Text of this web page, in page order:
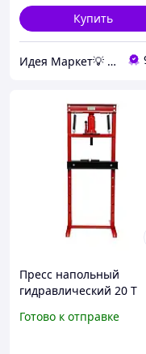
Купить
Идея Маркет💡 Интернет-магазин полезных идей
Пресс напольный
гидравлический 20 Т
гидравлический пресс
Готово к отправке